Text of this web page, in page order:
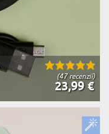
(47 recenzií)
23,99 €